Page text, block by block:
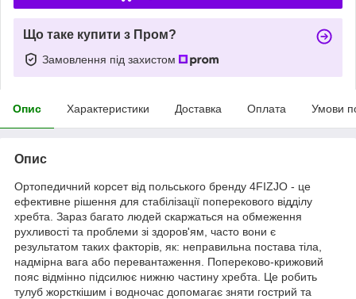
Що таке купити з Пром?
Замовлення під захистом
Опис Характеристики Доставка Оплата Умови
Опис
Ортопедичний корсет від польського бренду 4FIZJO - це
ефективне рішення для стабілізації поперекового відділу
хребта. Зараз багато людей скаржаться на обмеження
рухливості та проблеми зі здоров'ям, часто вони є
результатом таких факторів, як: неправильна постава тіла,
надмірна вага або перевантаження. Попереково-крижовий
пояс відмінно підсилює нижню частину хребта. Це робить
тулуб жорсткішим і водночас допомагає зняти гострий та